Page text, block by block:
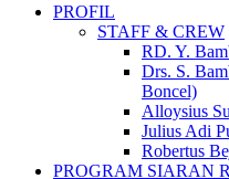
PROFIL
STAFF & CREW
RD. Y.
Drs. S.
Boncel)
Alloysius
Julius Adi
Robertus
PROGRAM SIARAN